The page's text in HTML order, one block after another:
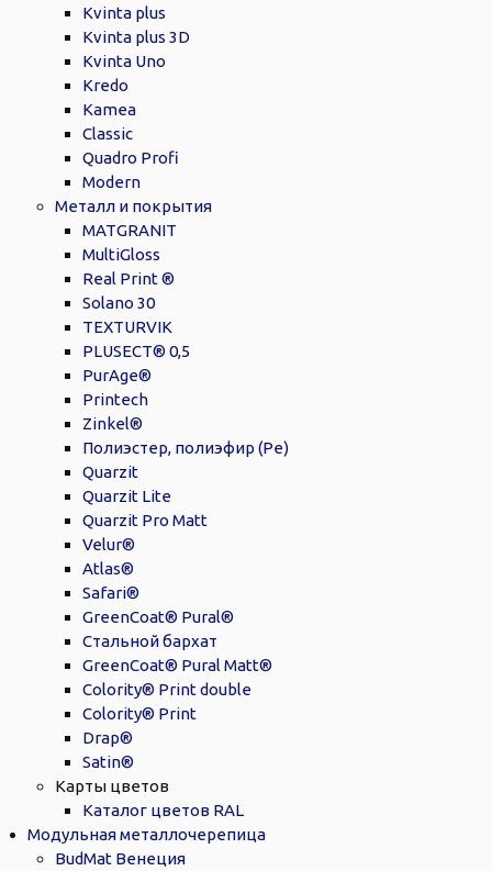
Kvinta plus
Kvinta plus 3D
Kvinta Uno
Kredo
Kamea
Classic
Quadro Profi
Modern
Металл и покрытия
MATGRANIT
MultiGloss
Real Print ®
Solano 30
TEXTURVIK
PLUSECT® 0,5
PurAge®
Printech
Zinkel®
Полиэстер, полиэфир (Pe)
Quarzit
Quarzit Lite
Quarzit Pro Matt
Velur®
Atlas®
Safari®
GreenCoat® Pural®
Стальной бархат
GreenCoat® Pural Matt®
Colority® Print double
Colority® Print
Drap®
Satin®
Карты цветов
Каталог цветов RAL
Модульная металлочерепица
BudMat Венеция